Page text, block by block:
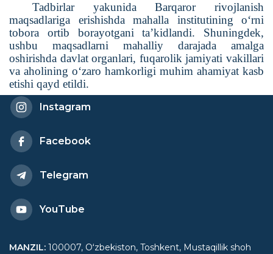
Tadbirlar yakunida Barqaror rivojlanish
maqsadlariga erishishda mahalla institutining o‘rni
tobora ortib borayotgani ta’kidlandi. Shuningdek,
ushbu maqsadlarni mahalliy darajada amalga
oshirishda davlat organlari, fuqarolik jamiyati vakillari
va aholining o‘zaro hamkorligi muhim ahamiyat kasb
etishi qayd etildi.
Instagram
Facebook
Telegram
YouTube
MANZIL: 100007, Oʻzbekiston, Toshkent, Mustaqillik shoh